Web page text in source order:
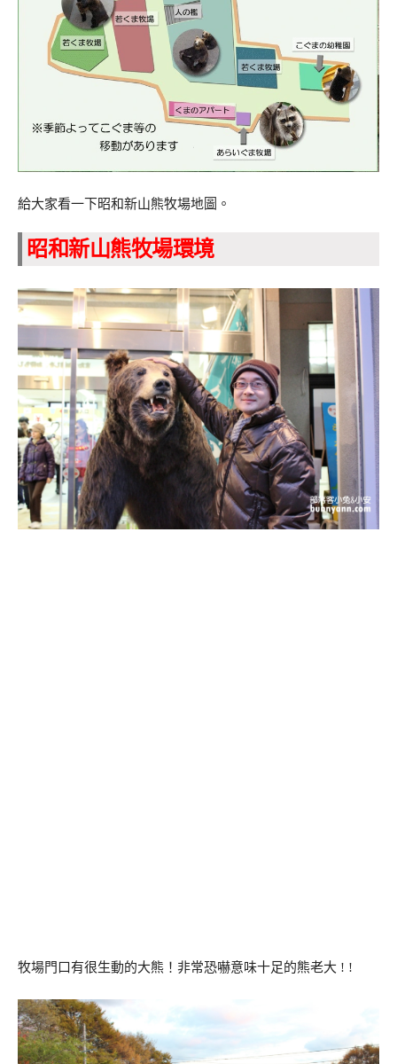
給大家看一下昭和新山熊牧場地圖。
昭和新山熊牧場環境
牧場門口有很生動的大熊！非常恐嚇意味十足的熊老大 ! !